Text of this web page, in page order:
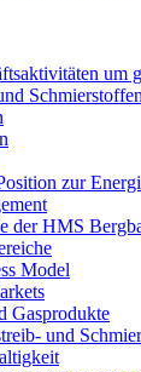
zur
der HMS
Model
Gasprodukte
und